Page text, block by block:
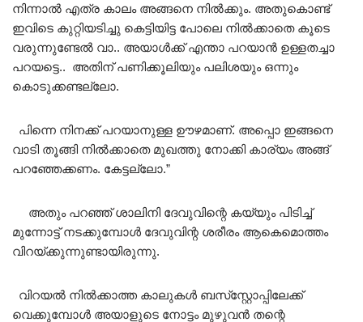
നിന്നാൽ എത്ര കാലം അങ്ങനെ നിൽക്കും. അതുകൊണ്ട്
ഇവിടെ കുറ്റിയടിച്ചു കെട്ടിയിട്ട പോലെ നിൽക്കാതെ കൂടെ
വരുന്നുണ്ടേൽ വാ.. അയാൾക്ക് എന്താ പറയാൻ ഉള്ളതച്ചാ
പറയട്ടെ.. അതിന് പണിക്കൂലിയും പലിശയും ഒന്നും
കൊടുക്കണ്ടല്ലോ.
പിന്നെ നിനക്ക് പറയാനുള്ള ഊഴമാണ്. അപ്പൊ ഇങ്ങനെ
വാടി തൂങ്ങി നിൽക്കാതെ മുഖത്തു നോക്കി കാര്യം അങ്ങ്
പറഞ്ഞേക്കണം. കേട്ടല്ലോ.”
അതും പറഞ്ഞ് ശാലിനി ദേവുവിന്റെ കയ്യും പിടിച്ച്
മുന്നോട്ട് നടക്കുമ്പോൾ ദേവുവിന്റ ശരീരം ആകെമൊത്തം
വിറയ്ക്കുന്നുണ്ടായിരുന്നു.
വിറയൽ നിൽക്കാത്ത കാലുകൾ ബസ്‌സ്റ്റോപ്പിലേക്ക്
വെക്കുമ്പോൾ അയാളുടെ നോട്ടം മുഴുവൻ തന്റെ